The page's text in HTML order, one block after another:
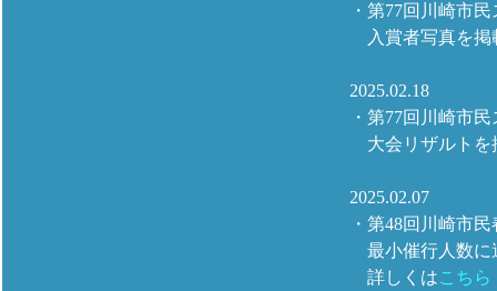
・第77回川崎市
入賞者写真を掲
2025.02.18
・第77回川崎市
大会リザルトを
2025.02.07
・第48回川崎市
最小催行人数に
詳しくはこちら